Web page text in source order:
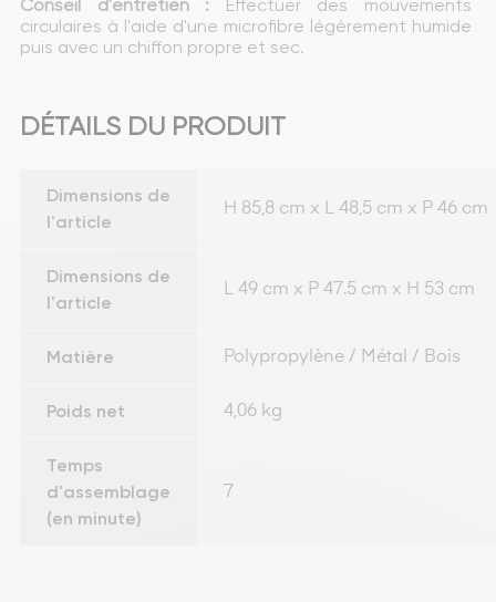
Conseil d'entretien : Effectuer des mouvements
circulaires à l'aide d'une microfibre légèrement humide
puis avec un chiffon propre et sec.
DÉTAILS DU PRODUIT
Dimensions de
l'article
H 85,8 cm x L 48,5 cm x P 46 cm
Dimensions de
l'article
L 49 cm x P 47.5 cm x H 53 cm
Matière Polypropylène / Métal / Bois
Poids net 4,06 kg
Temps
d'assemblage
(en minute)
7